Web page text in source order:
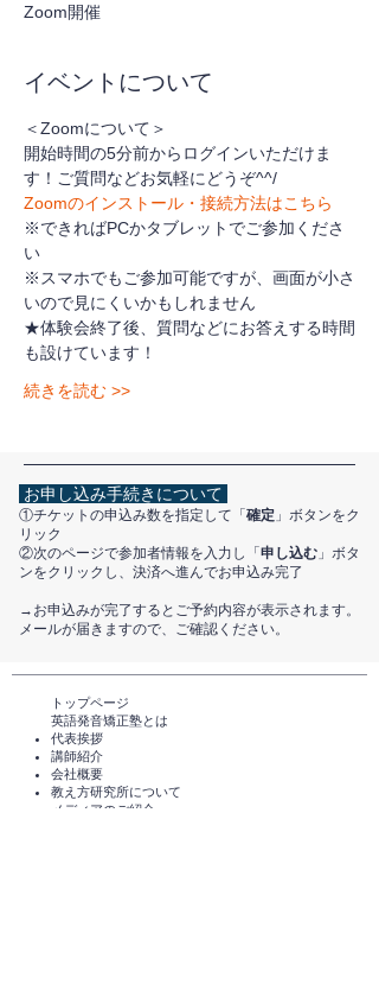
Zoom開催
イベントについて
＜Zoomについて＞
開始時間の5分前からログインいただけま
す！ご質問などお気軽にどうぞ^^/
Zoomのインストール・接続方法はこちら
※できればPCかタブレットでご参加くださ
い
※スマホでもご参加可能ですが、画面が小さ
いので見にくいかもしれません
★体験会終了後、質問などにお答えする時間
も設けています！
続きを読む >>
お申し込み手続きについて
①チケットの申込み数を指定して「 確定 」ボタンをク
リック
②次のページで参加者情報を入力し「 申し込む 」ボタ
ンをクリックし、決済へ進んでお申込み完了
​→お申込みが完了するとご予約内容が表示されます。
メールが届きますので、ご確認ください。
トップページ​
英語発音矯正塾とは
代表挨拶
講師紹介
​会社概要
​教え方研究所について
メディアのご紹介